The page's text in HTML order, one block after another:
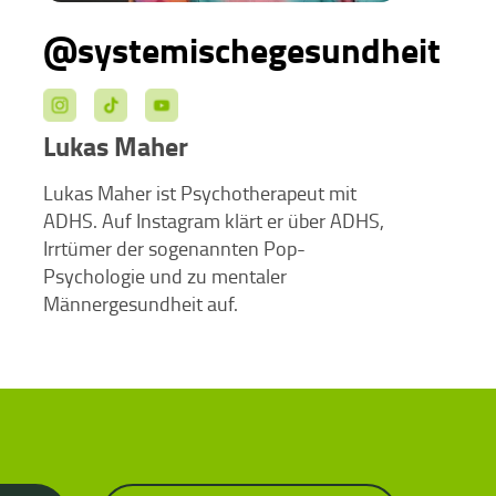
@systemischegesundheit
Lukas Maher
Lukas Maher ist Psychotherapeut mit
ADHS. Auf Instagram klärt er über ADHS,
Irrtümer der sogenannten Pop-
Psychologie und zu mentaler
Männergesundheit auf.